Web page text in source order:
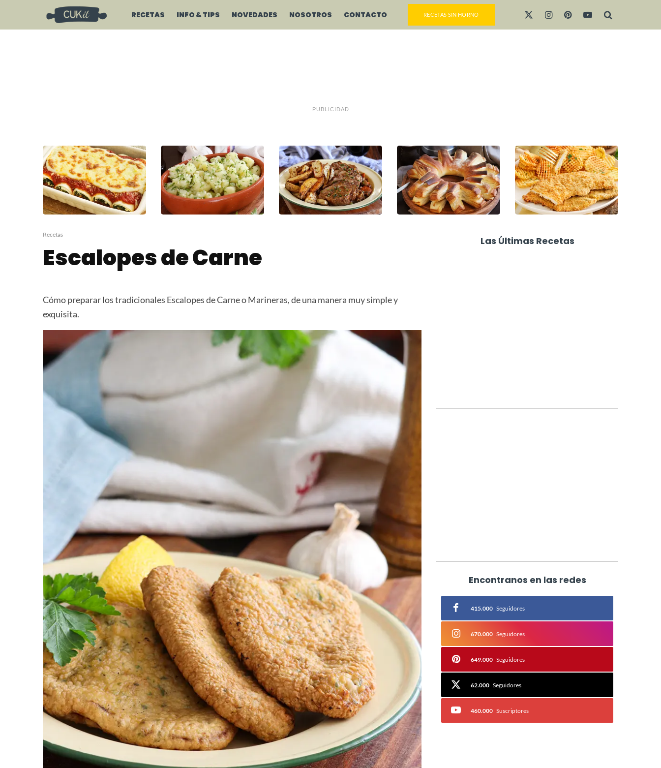
RECETAS INFO & TIPS NOVEDADES NOSOTROS CONTACTO RECETAS SIN HORNO
PUBLICIDAD
Ricota
Recetas
Escalopes de Carne
Cómo preparar los tradicionales Escalopes de Carne o Marineras, de una manera muy simple y
exquisita.
Las Últimas Recetas
Encontranos en las redes
415.000 Seguidores
670.000 Seguidores
649.000 Seguidores
62.000 Seguidores
460.000 Suscriptores